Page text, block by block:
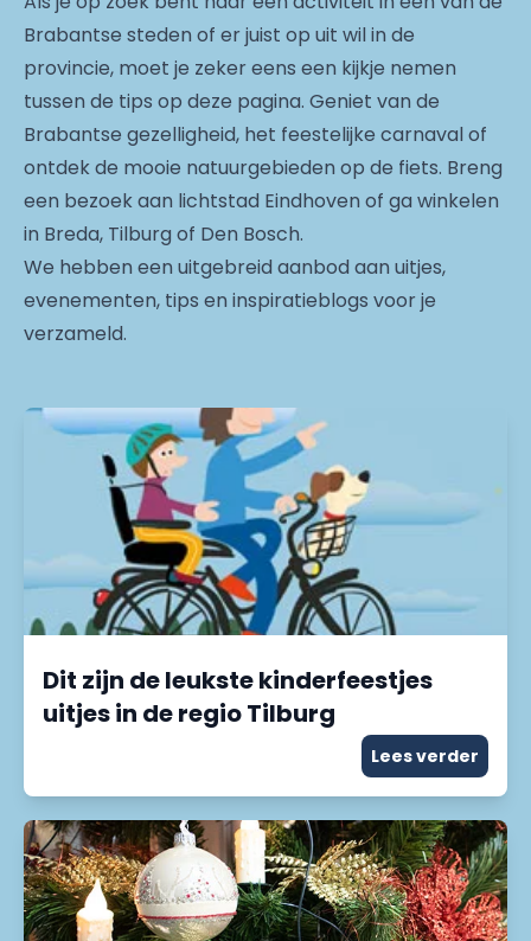
Brabantse steden of er juist op uit wil in de
provincie, moet je zeker eens een kijkje nemen
tussen de tips op deze pagina. Geniet van de
Brabantse gezelligheid, het feestelijke carnaval of
ontdek de mooie natuurgebieden op de fiets. Breng
een bezoek aan lichtstad Eindhoven of ga winkelen
in Breda, Tilburg of Den Bosch.
We hebben een uitgebreid aanbod aan uitjes,
evenementen, tips en inspiratieblogs voor je
verzameld.
Dit zijn de leukste kinderfeestjes
uitjes in de regio Tilburg
Lees verder